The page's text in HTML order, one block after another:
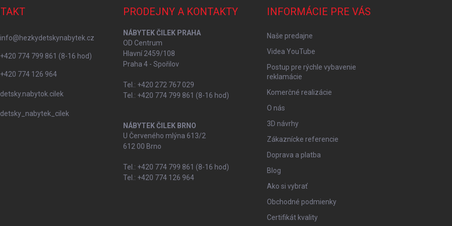
info@hezkydetskynabytek.cz
+420 774 799 861 (8-16 hod)
+420 774 126 964
detsky.nabytok.cilek
detsky_nabytek_cilek
PRODEJNY A KONTAKTY
NÁBYTEK ČILEK PRAHA
OD Centrum
Hlavní 2459/108
Praha 4 - Spořilov
Tel.: +420 272 767 029
Tel.: +420 774 799 861 (8-16 hod)
NÁBYTEK ČILEK BRNO
U Červeného mlýna 613/2
612 00 Brno
Tel.: +420 774 799 861 (8-16 hod)
Tel.: +420 774 126 964
INFORMÁCIE PRE VÁS
Naše predajne
Videa YouTube
Postup pre rýchle vybavenie
reklamácie
Komerčné realizácie
O nás
3D návrhy
Zákaznícke referencie
Doprava a platba
Blog
Ako si vybrať
Obchodné podmienky
Certifikát kvality